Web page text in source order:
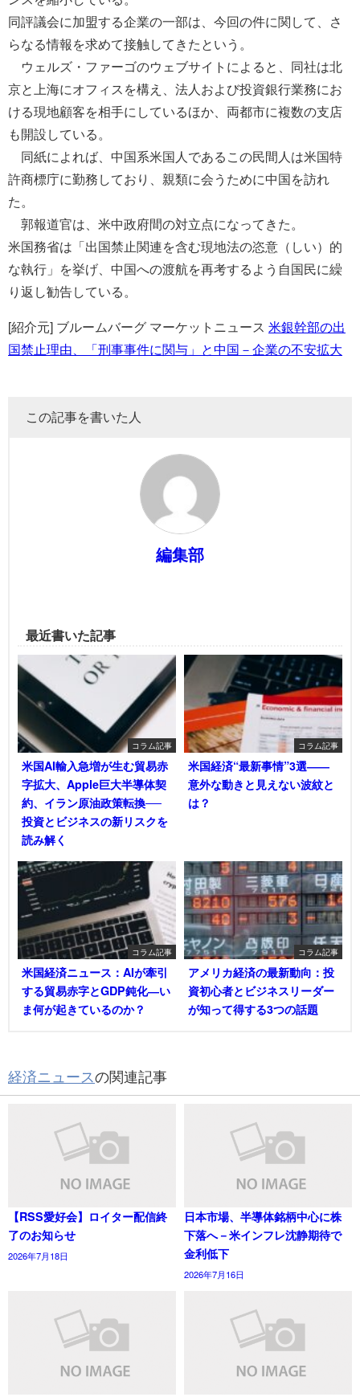
同評議会に加盟する企業の一部は、今回の件に関して、さ
らなる情報を求めて接触してきたという。
ウェルズ・ファーゴのウェブサイトによると、同社は北
京と上海にオフィスを構え、法人および投資銀行業務にお
ける現地顧客を相手にしているほか、両都市に複数の支店
も開設している。
同紙によれば、中国系米国人であるこの民間人は米国特
許商標庁に勤務しており、親類に会うために中国を訪れ
た。
郭報道官は、米中政府間の対立点になってきた。
米国務省は「出国禁止関連を含む現地法の恣意（しい）的
な執行」を挙げ、中国への渡航を再考するよう自国民に繰
り返し勧告している。
[紹介元] ブルームバーグ マーケットニュース 米銀幹部の出
国禁止理由、「刑事事件に関与」と中国－企業の不安拡大
この記事を書いた人
編集部
最近書いた記事
コラム記事
米国AI輸入急増が生む貿易赤
字拡大、Apple巨大半導体契
約、イラン原油政策転換──
投資とビジネスの新リスクを
読み解く
コラム記事
米国経済“最新事情”3選――
意外な動きと見えない波紋と
は？
コラム記事
米国経済ニュース：AIが牽引
する貿易赤字とGDP鈍化―い
ま何が起きているのか？
コラム記事
アメリカ経済の最新動向：投
資初心者とビジネスリーダー
が知って得する3つの話題
経済ニュースの関連記事
【RSS愛好会】ロイター配信終
了のお知らせ
2026年7月18日
日本市場、半導体銘柄中心に株
下落へ－米インフレ沈静期待で
金利低下
2026年7月16日